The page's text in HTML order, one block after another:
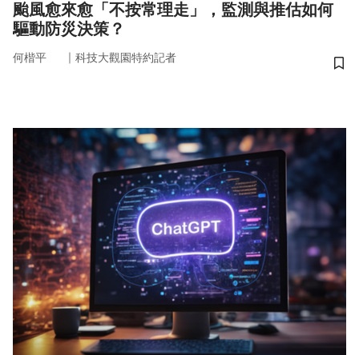
颱風愈來愈「不按常理走」，監測與推估如何
驅動防災決策？
何楷平 ｜ 科技大觀園特約記者
儲